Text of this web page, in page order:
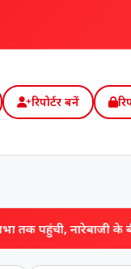
रिपोर्टर बनें
नारेबाजी के बीच हेमंत